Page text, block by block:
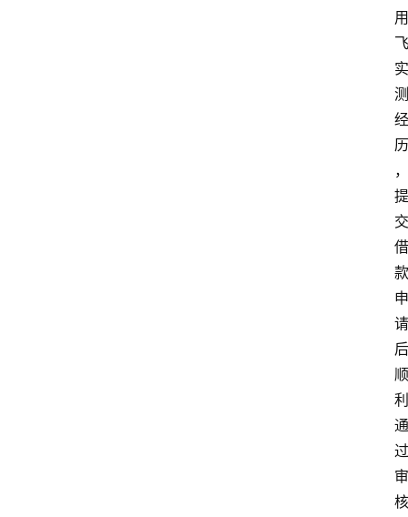
用
飞
实
测
经
历
，
提
交
借
款
申
请
后
顺
利
通
过
审
核